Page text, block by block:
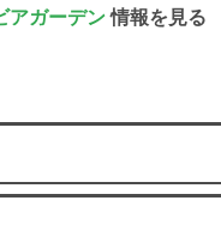
アガーデン情報を見る